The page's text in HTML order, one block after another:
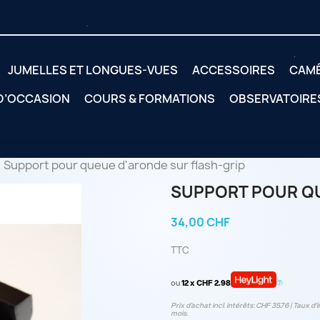
JUMELLES ET LONGUES-VUES ACCESSOIRES
COURS & FORMATIONS
Support pour queue d'aronde sur flash-grip
SUPPORT POUR
34,00 CHF
TTC
ou12 x CHF 2.98
Prix d’achat incl. intérêts: CHF 35.76 | Taux
mois.